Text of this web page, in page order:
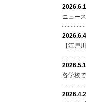
ニュー
2026.6.4
【江戸
各学校
2026.4.2